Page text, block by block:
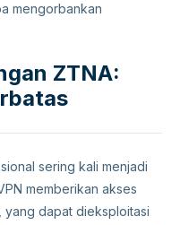
mengorbankan
ZTNA:
sering kali menjadi
memberikan akses
dapat dieksploitasi